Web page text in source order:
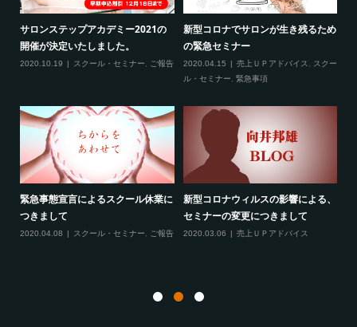
サロンステップアカデミー2021の
開催が決定いたしました。
2020.10.19 スクール・セミナー ご報告
新型コロナでサロンが生き残るため
の緊急セミナー
2020.04.15 売上ＵＰアドバイス
スクー
ル・セミナー
緊急事項
緊急事態宣言によるスクール休業に
つきまして
2020.04.08 スクール・セミナー, ご報告
新型コロナウィルスの影響による、
セミナーの変更につきまして
2020.03.06 売上ＵＰアドバイス